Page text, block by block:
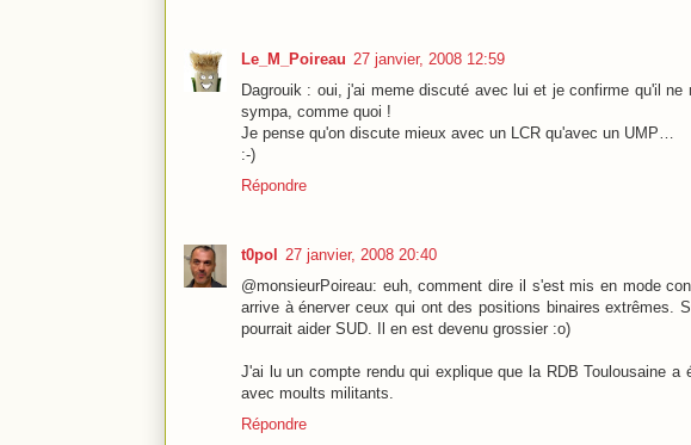
Le_M_Poireau 27 janvier, 2008 12:59
Dagrouik : oui, j'ai meme discuté avec lui et je confirme qu'il
sympa, comme quoi !
Je pense qu'on discute mieux avec un LCR qu'avec un UMP…
:-)
Répondre
t0pol
27 janvier, 2008 20:40
@monsieurPoireau: euh, comment dire il s'est mis en mode
arrive à énerver ceux qui ont des positions binaires extrêmes.
pourrait aider SUD. Il en est devenu grossier :o)
J'ai lu un compte rendu qui explique que la RDB Toulousaine
avec moults militants.
Répondre